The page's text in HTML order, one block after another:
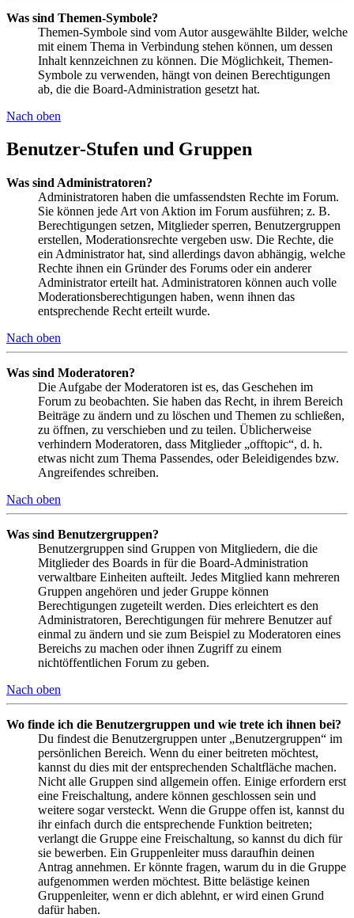
Was sind Themen-Symbole?
Themen-Symbole sind vom Autor ausgewählte Bilder, welche
mit einem Thema in Verbindung stehen können, um dessen
Inhalt kennzeichnen zu können. Die Möglichkeit, Themen-
Symbole zu verwenden, hängt von deinen Berechtigungen
ab, die die Board-Administration gesetzt hat.
Nach oben
Benutzer-Stufen und Gruppen
Was sind Administratoren?
Administratoren haben die umfassendsten Rechte im Forum.
Sie können jede Art von Aktion im Forum ausführen; z. B.
Berechtigungen setzen, Mitglieder sperren, Benutzergruppen
erstellen, Moderationsrechte vergeben usw. Die Rechte, die
ein Administrator hat, sind allerdings davon abhängig, welche
Rechte ihnen ein Gründer des Forums oder ein anderer
Administrator erteilt hat. Administratoren können auch volle
Moderationsberechtigungen haben, wenn ihnen das
entsprechende Recht erteilt wurde.
Nach oben
Was sind Moderatoren?
Die Aufgabe der Moderatoren ist es, das Geschehen im
Forum zu beobachten. Sie haben das Recht, in ihrem Bereich
Beiträge zu ändern und zu löschen und Themen zu schließen,
zu öffnen, zu verschieben und zu teilen. Üblicherweise
verhindern Moderatoren, dass Mitglieder „offtopic“, d. h.
etwas nicht zum Thema Passendes, oder Beleidigendes bzw.
Angreifendes schreiben.
Nach oben
Was sind Benutzergruppen?
Benutzergruppen sind Gruppen von Mitgliedern, die die
Mitglieder des Boards in für die Board-Administration
verwaltbare Einheiten aufteilt. Jedes Mitglied kann mehreren
Gruppen angehören und jeder Gruppe können
Berechtigungen zugeteilt werden. Dies erleichtert es den
Administratoren, Berechtigungen für mehrere Benutzer auf
einmal zu ändern und sie zum Beispiel zu Moderatoren eines
Bereichs zu machen oder ihnen Zugriff zu einem
nichtöffentlichen Forum zu geben.
Nach oben
Wo finde ich die Benutzergruppen und wie trete ich ihnen bei?
Du findest die Benutzergruppen unter „Benutzergruppen“ im
persönlichen Bereich. Wenn du einer beitreten möchtest,
kannst du dies mit der entsprechenden Schaltfläche machen.
Nicht alle Gruppen sind allgemein offen. Einige erfordern erst
eine Freischaltung, andere können geschlossen sein und
weitere sogar versteckt. Wenn die Gruppe offen ist, kannst du
ihr einfach durch die entsprechende Funktion beitreten;
verlangt die Gruppe eine Freischaltung, so kannst du dich für
sie bewerben. Ein Gruppenleiter muss daraufhin deinen
Antrag annehmen. Er könnte fragen, warum du in die Gruppe
aufgenommen werden möchtest. Bitte belästige keinen
Gruppenleiter, wenn er dich ablehnt, er wird einen Grund
dafür haben.